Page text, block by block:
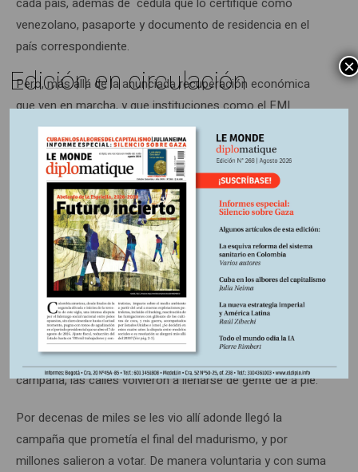
venezolano, pasaporte y documento de residencia en el
país correspondiente.
Pero, más allá de la anunciada recuperación económica
que ven en marcha, y que instituciones como el FMI
reconoce con un crecimiento proyectado a diciembre
próximo del 4 por ciento y 3,5 para el 2025, más pudo el
desencanto de las mayorías con una propuesta de cambio
que no llegó a materializarse y que sí los llevó a vivir la
experiencia de vida nunca imaginada (5).
Pese a todo ello, la campaña opositora que sorprende por
no tener un gaje ‘personalista’ maniobró con rapidez y
realismo, y encontró sustituto para Machado en el
exdiplomático Edmundo González Urrutia, que, llevado de la
mano por su mentora, alcanzó amplia sintonía nacional.
Como no se veía desde los mejores tiempos de Chávez en
campaña, las calles volvieron a llenarse de gente de a pie.
Por decenas de miles se les vio allí adonde llegó la
campaña que prometía el final del madurismo, y por
millones salieron a votar. De manera voluntaria y con suma
Edición en circulación ×